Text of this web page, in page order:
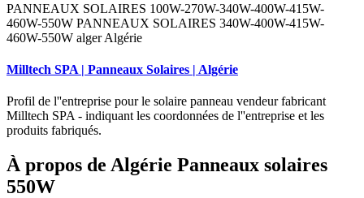
PANNEAUX SOLAIRES 100W-270W-340W-400W-415W-
460W-550W PANNEAUX SOLAIRES 340W-400W-415W-
460W-550W alger Algérie
Milltech SPA | Panneaux Solaires | Algérie
Profil de l''entreprise pour le solaire panneau vendeur fabricant
Milltech SPA - indiquant les coordonnées de l''entreprise et les
produits fabriqués.
À propos de Algérie Panneaux solaires
550W